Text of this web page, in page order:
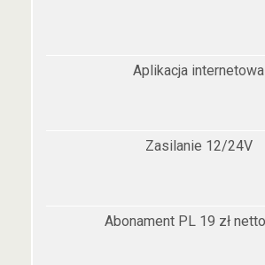
Aplikacja internetowa
Zasilanie 12/24V
Abonament PL 19 zł